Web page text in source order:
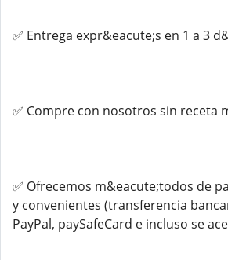
✅ Entrega expr&eacute;s en 1 a 3
✅ Compre con nosotros sin receta
✅ Ofrecemos m&eacute;todos de
y convenientes (transferencia
PayPal, paySafeCard e incluso se